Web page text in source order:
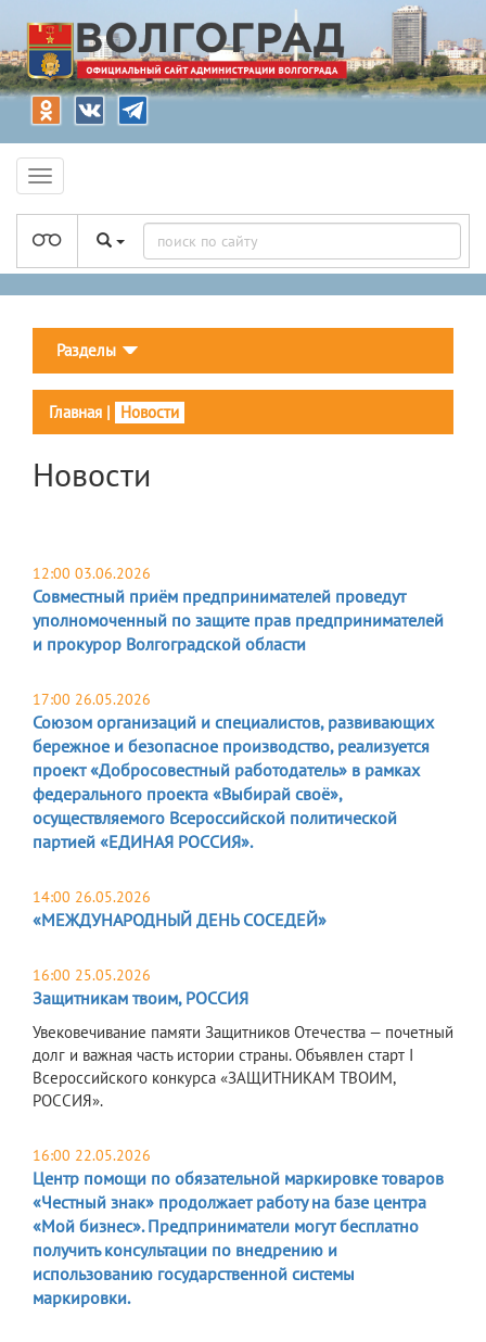
Разделы
Главная | Новости
Новости
12:00 03.06.2026
Совместный приём предпринимателей проведут
уполномоченный по защите прав предпринимателей
и прокурор Волгоградской области
17:00 26.05.2026
Союзом организаций и специалистов, развивающих
бережное и безопасное производство, реализуется
проект «Добросовестный работодатель» в рамках
федерального проекта «Выбирай своё»,
осуществляемого Всероссийской политической
партией «ЕДИНАЯ РОССИЯ».
14:00 26.05.2026
«МЕЖДУНАРОДНЫЙ ДЕНЬ СОСЕДЕЙ»
16:00 25.05.2026
Защитникам твоим, РОССИЯ
Увековечивание памяти Защитников Отечества — почетный
долг и важная часть истории страны. Объявлен старт I
Всероссийского конкурса «ЗАЩИТНИКАМ ТВОИМ,
РОССИЯ».
16:00 22.05.2026
Центр помощи по обязательной маркировке товаров
«Честный знак» продолжает работу на базе центра
«Мой бизнес». Предприниматели могут бесплатно
получить консультации по внедрению и
использованию государственной системы
маркировки.